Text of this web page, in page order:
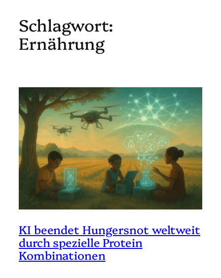
Zum
Inhalt
springen
Schlagwort:
Ernährung
KI beendet Hungersnot weltweit
durch spezielle Protein
Kombinationen